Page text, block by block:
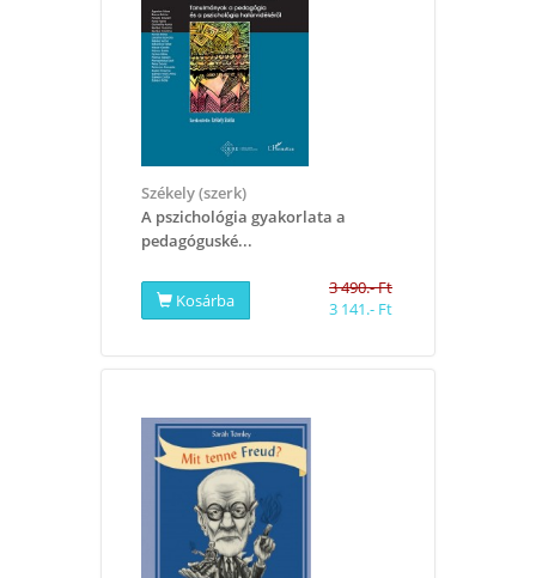
Székely (szerk)
​A pszichológia gyakorlata a
pedagóguské...
Kosárba
3 490.- Ft
3 141.- Ft